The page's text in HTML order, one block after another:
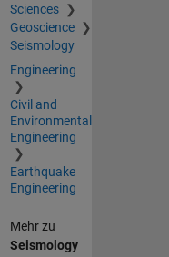
Sciences
Geoscience
Seismology
Engineering
Civil and
Environmental
Engineering
Earthquake
Engineering
Mehr zu
Seismology